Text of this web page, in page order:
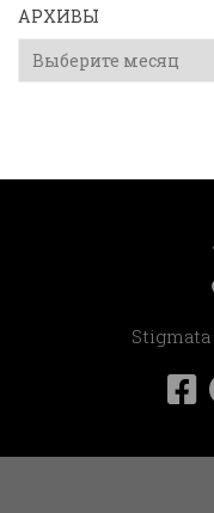
АРХИВЫ
Архивы
Stigmata